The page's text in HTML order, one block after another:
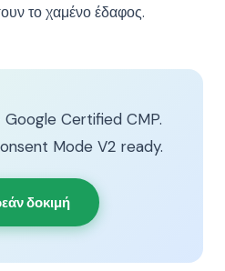
το χαμένο έδαφος.
Certified CMP.
Mode V2 ready.
δοκιμή